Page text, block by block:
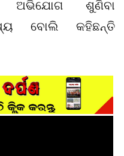
ଅଭିଯୋଗ ଶୁଣିବା
ବୋଲି କହିଛନ୍ତି